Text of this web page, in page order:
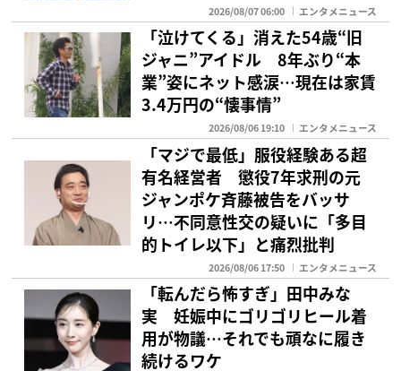
2026/08/07 06:00 エンタメニュース
「泣けてくる」消えた54歳“旧
ジャニ”アイドル 8年ぶり“本
業”姿にネット感涙…現在は家賃
3.4万円の“懐事情”
2026/08/06 19:10 エンタメニュース
「マジで最低」服役経験ある超
有名経営者 懲役7年求刑の元
ジャンポケ斉藤被告をバッサ
リ…不同意性交の疑いに「多目
的トイレ以下」と痛烈批判
2026/08/06 17:50 エンタメニュース
「転んだら怖すぎ」田中みな
実 妊娠中にゴリゴリヒール着
用が物議…それでも頑なに履き
続けるワケ